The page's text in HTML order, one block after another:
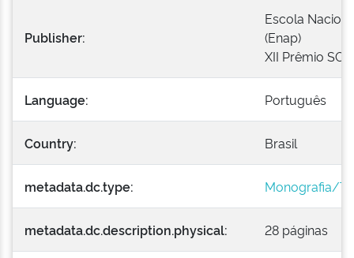
Publisher:
Escola
(Enap)
XII Prêmio
Language: Português
Country: Brasil
metadata.dc.type: Monografia/
metadata.dc.description.physical: 28 páginas